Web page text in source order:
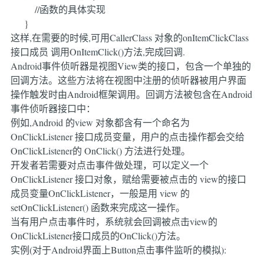
//函数的具体实现
}
这样,在需要的时候,可用CallerClass 对象的onItemClickClass
接口成员 调用OnItemClick()方法,完成回调.
Android事件侦听器是视图View类的接口，包含一个单独的
回调方法。这些方法将在视图中注册的侦听器被用户界面
操作触发时由Android框架调用。回调方法被包含在Android
事件侦听器接口中：
例如,Android 的view 对象都含有一个命名为
OnClickListener 接口成员变量，用户的点击操作都会交给
OnClickListener的 OnClick() 方法进行处理。
开发者若需要对点击事件做处理，可以定义一个
OnClickListener 接口对象，赋给需要被点击的 view的接口
成员变量OnClickListener，一般是用 view 的
setOnClickListener() 函数来完成这一操作。
当有用户点击事件时，系统就会回调被点击view的
OnClickListener接口成员的OnClick()方法。
实例(对于Android界面上Button点击事件监听的模拟):